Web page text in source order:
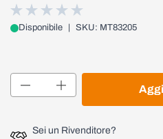
Disponibile SKU: MT83205
Sei un Rivenditore?